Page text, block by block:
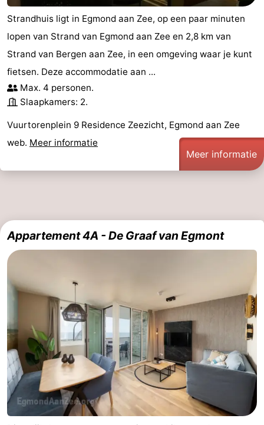
Strandhuis ligt in Egmond aan Zee, op een paar minuten
lopen van Strand van Egmond aan Zee en 2,8 km van
Strand van Bergen aan Zee, in een omgeving waar je kunt
fietsen. Deze accommodatie aan ...
Max. 4 personen.
Slaapkamers: 2.
Vuurtorenplein 9 Residence Zeezicht, Egmond aan Zee
web. Meer informatie
Meer informatie
Appartement 4A - De Graaf van Egmont